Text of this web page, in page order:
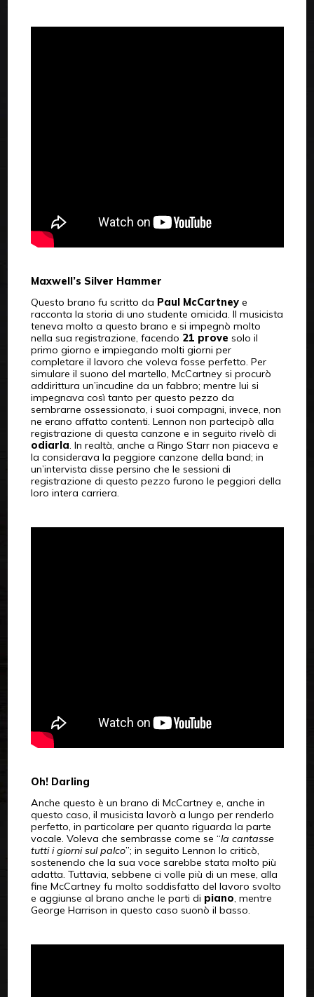
Maxwell’s Silver Hammer
Questo brano fu scritto da Paul McCartneye
racconta la storia di uno studente omicida. Il musicista
teneva molto a questo brano e si impegnò molto
nella sua registrazione, facendo 21 prove solo il
primo giorno e impiegando molti giorni per
completare il lavoro che voleva fosse perfetto. Per
simulare il suono del martello, McCartney si procurò
addirittura un’incudine da un fabbro; mentre lui si
impegnava così tanto per questo pezzo da
sembrarne ossessionato, i suoi compagni, invece, non
ne erano affatto contenti. Lennon non partecipò alla
registrazione di questa canzone e in seguito rivelò di
odiarla. In realtà, anche a Ringo Starr non piaceva e
la considerava la peggiore canzone della band; in
un’intervista disse persino che le sessioni di
registrazione di questo pezzo furono le peggiori della
loro intera carriera.
Oh! Darling
Anche questo è un brano di McCartney e, anche in
questo caso, il musicista lavorò a lungo per renderlo
perfetto, in particolare per quanto riguarda la parte
vocale. Voleva che sembrasse come se “la cantasse
tutti i giorni sul palco”; in seguito Lennon lo criticò,
sostenendo che la sua voce sarebbe stata molto più
adatta. Tuttavia, sebbene ci volle più di un mese, alla
fine McCartney fu molto soddisfatto del lavoro svolto
e aggiunse al brano anche le parti di piano, mentre
George Harrison in questo caso suonò il basso.